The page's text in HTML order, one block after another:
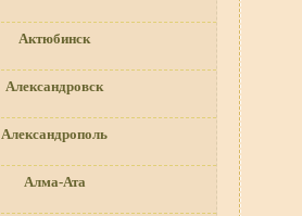
Актюбинск
Александровск
Александрополь
Алма-Ата